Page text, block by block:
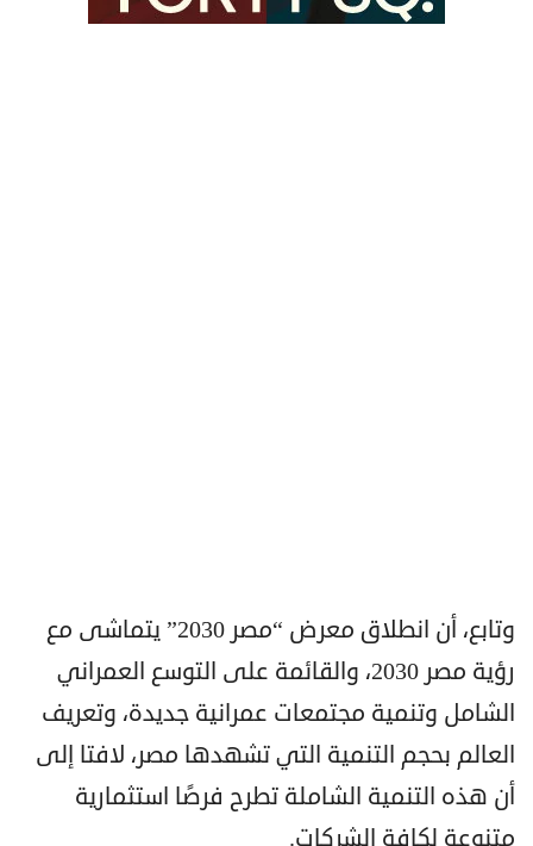
وتابع، أن انطلاق معرض “مصر 2030” يتماشى مع
رؤية مصر 2030، والقائمة على التوسع العمراني
الشامل وتنمية مجتمعات عمرانية جديدة، وتعريف
العالم بحجم التنمية التي تشهدها مصر، لافتا إلى
أن هذه التنمية الشاملة تطرح فرصًا استثمارية
متنوعة لكافة الشركات.